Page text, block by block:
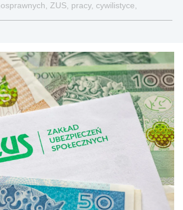
ZUS, pracy, cywilistyce,